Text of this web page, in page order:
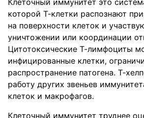
Клеточный иммунитет это
которой Т-клетки распознают
на поверхности клеток и
уничтожении или координации
Цитотоксические Т-лимфоциты
инфицированные клетки,
распространение патогена. Т-
работу других звеньев
клеток и макрофагов.
Клеточный иммунитет труднее